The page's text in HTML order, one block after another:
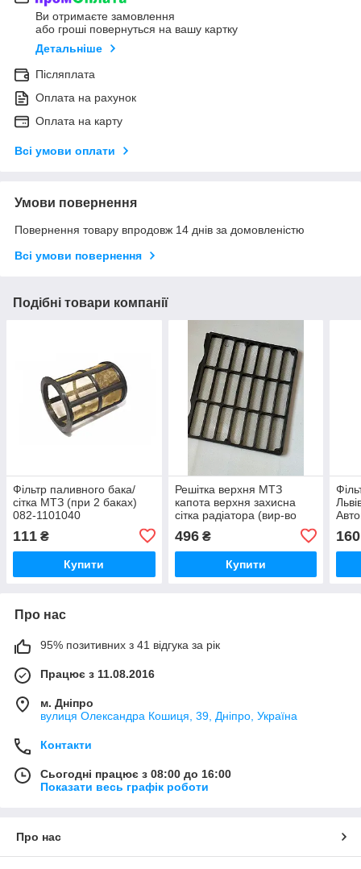
Ви отримаєте замовлення
або гроші повернуться на вашу картку
Детальніше
Післяплата
Оплата на рахунок
Оплата на карту
Всі умови оплати
Умови повернення
Повернення товару впродовж 14 днів за домовленістю
Всі умови повернення
Подібні товари компанії
Фільтр паливного бака/
сітка МТЗ (при 2 баках)
082-1101040
111 ₴
Купити
Решітка верхня МТЗ
капота верхня захисна
сітка радіатора (вир-во
Україна) 80-8401070 / 80-
8401070-А
496₴
Купити
160
Про нас
95% позитивних з 41 відгука за рік
Працює з 11.08.2016
м. Дніпро
вулиця Олександра Кошиця, 39, Дніпро, Україна
Контакти
Сьогодні працює з 08:00 до 16:00
Показати весь графік роботи
Про нас